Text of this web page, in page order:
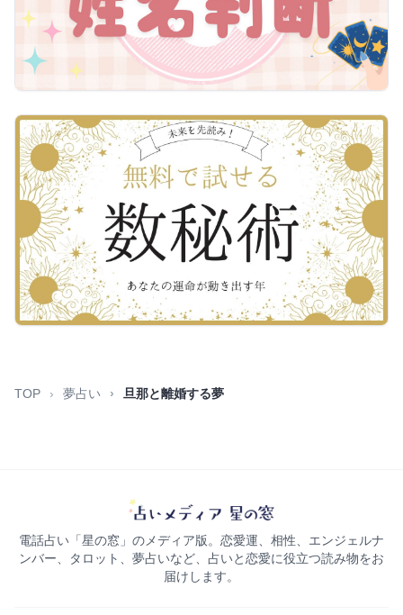
TOP 夢占い 旦那と離婚する夢
電話占い「星の窓」のメディア版。恋愛運、相性、エンジェルナ
ンバー、タロット、夢占いなど、占いと恋愛に役立つ読み物をお
届けします。